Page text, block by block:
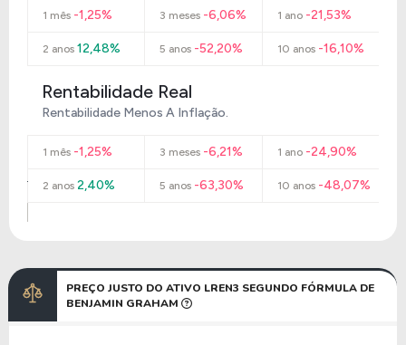
1 mês -1,25% 3 meses -6,06% 1 ano-21,53%
2 anos 12,48% 5 anos -52,20% 10 anos-16,10%
Rentabilidade Real
Rentabilidade Menos A Inflação.
1 mês -1,25% 3 meses -6,21% 1 ano-24,90%
2 anos 2,40% 5 anos -63,30% 10 anos-48,07%
PREÇO JUSTO DO ATIVO LREN3 SEGUNDO FÓRMULA DE
BENJAMIN GRAHAM